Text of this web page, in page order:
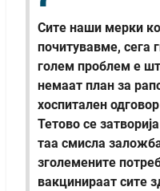
Сите наши мерки
почитувавме, сега
голем проблем е
немаат план за
хоспитален
Тетово се
таа смисла
зголемените
вакцинираат сите